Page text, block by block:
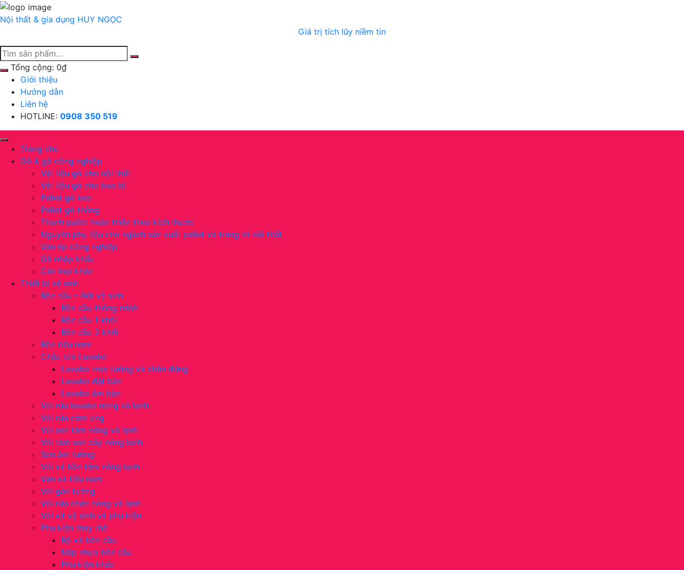
Chuyển
tới
Nội thất & gia dụng HUY NGỌC
Giá trị tích lũy niềm tin
Tổng cộng: 0₫
Giới thiệu
Hướng dẫn
Liên hệ
HOTLINE: 0908 350 519
Trang chủ
Gỗ & gỗ công nghiệp
Vật liệu gỗ cho nội thất
Vật liệu gỗ cho bao bì
Pallet gỗ keo
Pallet gỗ thông
Thanh pallet hoàn thiện theo kích thước
Nguyên phụ liệu cho ngành sản xuất pallet và trang trí nội thất
Ván ép công nghiệp
Gỗ nhập khẩu
Các loại khác
Thiết bị vệ sinh
Bồn cầu – Bệt vệ sinh
Bồn cầu thông minh
Bồn cầu 1 khối
Bồn cầu 2 khối
Bồn tiểu nam
Chậu rửa Lavabo
Lavabo treo tường và chân đứng
Lavabo đặt bàn
Lavabo âm bàn
Vòi rửa lavabo nóng và lạnh
Vòi rửa cảm ứng
Vòi sen tắm nóng và lạnh
Vòi tắm sen cây nóng lạnh
Sen âm tường
Vòi xả bồn tắm nóng lạnh
Van xả tiểu nam
Vòi gắn tường
Vòi rửa chén nóng và lạnh
Vòi xịt vệ sinh và phụ kiện
Phụ kiện thay thế
Bộ xả bồn cầu
Nắp nhựa bồn cầu
Phụ kiện khác